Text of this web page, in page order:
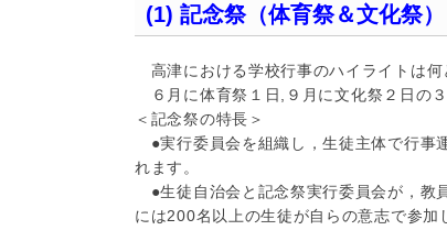
(1) 記念祭（体育祭＆文化祭）
高津における学校行事のハイライトは何
６月に体育祭１日
９月に文化祭２日の
＜記念祭の特長＞
●実行委員会を組織し，生徒主体で行事
れます。
●生徒自治会と記念祭実行委員会が，教
には200名以上の生徒が自らの意志で参加